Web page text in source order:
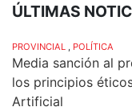
ÚLTIMAS
PROVINCIAL , POLÍTICA
Media sanción al
los principios
Artificial